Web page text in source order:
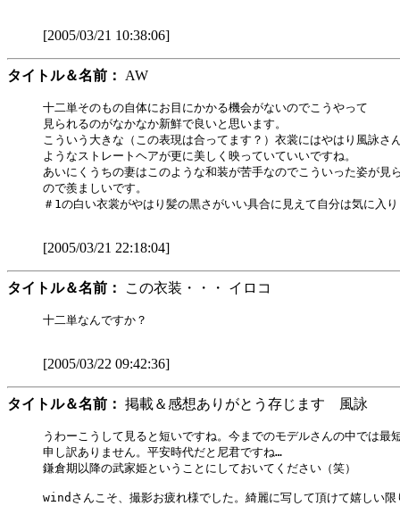
[2005/03/21 10:38:06]
タイトル＆名前： AW
十二単そのもの自体にお目にかかる機会がないのでこうやって
見られるのがなかなか新鮮で良いと思います。
こういう大きな（この表現は合ってます？）衣裳にはやはり風詠さ
ようなストレートヘアが更に美しく映っていていいですね。
あいにくうちの妻はこのような和装が苦手なのでこういった姿が見
ので羨ましいです。
＃1の白い衣裳がやはり髪の黒さがいい具合に見えて自分は気に入
[2005/03/21 22:18:04]
タイトル＆名前： この衣装・・・ イロコ
十二単なんですか？
[2005/03/22 09:42:36]
タイトル＆名前： 掲載＆感想ありがとう存じます 風詠
うわーこうして見ると短いですね。今までのモデルさんの中では最
申し訳ありません。平安時代だと尼君ですね…
鎌倉期以降の武家姫ということにしておいてください（笑）
windさんこそ、撮影お疲れ様でした。綺麗に写して頂けて嬉しい限